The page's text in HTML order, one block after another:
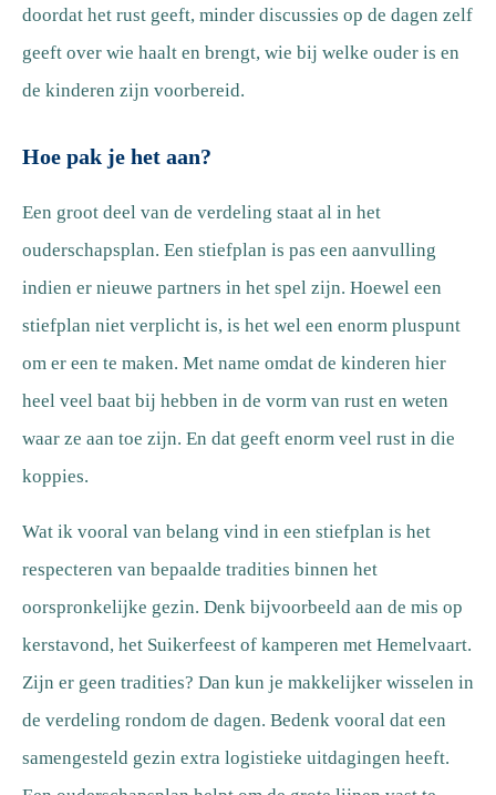
doordat het rust geeft, minder discussies op de dagen zelf
geeft over wie haalt en brengt, wie bij welke ouder is en
de kinderen zijn voorbereid.
Hoe pak je het aan?
Een groot deel van de verdeling staat al in het
ouderschapsplan. Een stiefplan is pas een aanvulling
indien er nieuwe partners in het spel zijn. Hoewel een
stiefplan niet verplicht is, is het wel een enorm pluspunt
om er een te maken. Met name omdat de kinderen hier
heel veel baat bij hebben in de vorm van rust en weten
waar ze aan toe zijn. En dat geeft enorm veel rust in die
koppies.
Wat ik vooral van belang vind in een stiefplan is het
respecteren van bepaalde tradities binnen het
oorspronkelijke gezin. Denk bijvoorbeeld aan de mis op
kerstavond, het Suikerfeest of kamperen met Hemelvaart.
Zijn er geen tradities? Dan kun je makkelijker wisselen in
de verdeling rondom de dagen. Bedenk vooral dat een
samengesteld gezin extra logistieke uitdagingen heeft.